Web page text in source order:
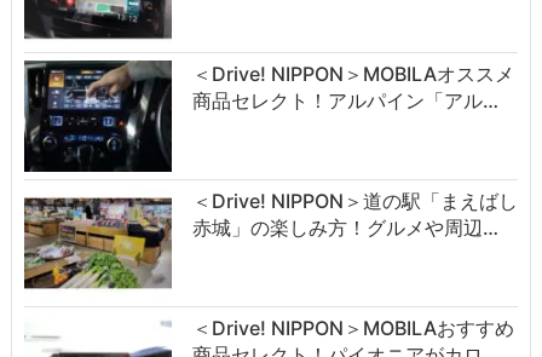
＜Drive! NIPPON＞MOBILAオススメ
商品セレクト！アルパイン「アル…
＜Drive! NIPPON＞道の駅「まえばし
赤城」の楽しみ方！グルメや周辺…
＜Drive! NIPPON＞MOBILAおすすめ